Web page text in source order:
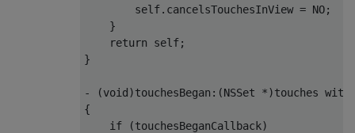
        self
. cancelsTouchesInView = NO;
}
return self;
}
- (void)touchesBegan :(NSSet *)touches
{
if
(touchesBeganCallback)